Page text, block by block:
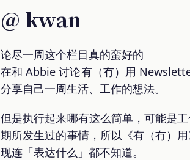
@ kwan
论尽一周这个栏目真的蛮好的
在和 Abbie 讨论有（冇）用
分享自己一周生活、工作的想法。
但是执行起来哪有这么简单，可能是
期所发生过的事情，所以《有（冇）
现连「表达什么」都不知道。